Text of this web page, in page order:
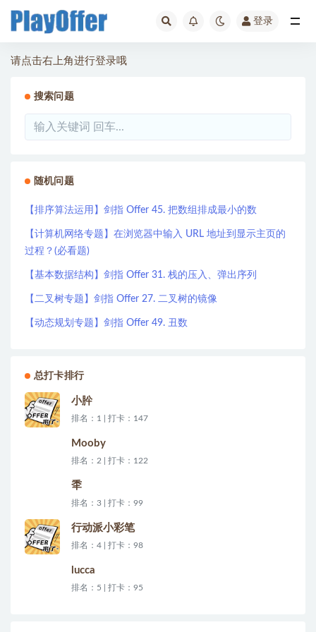
登录
请点击右上角进行登录哦
搜索问题
随机问题
【排序算法运用】剑指 Offer 45. 把数组排成最小的数
【计算机网络专题】在浏览器中输入 URL 地址到显示主页的
过程？(必看题)
【基本数据结构】剑指 Offer 31. 栈的压入、弹出序列
【二叉树专题】剑指 Offer 27. 二叉树的镜像
【动态规划专题】剑指 Offer 49. 丑数
总打卡排行
小肸
排名：1 | 打卡：147
Mooby
排名：2 | 打卡：122
秊
排名：3 | 打卡：99
行动派小彩笔
排名：4 | 打卡：98
lucca
排名：5 | 打卡：95